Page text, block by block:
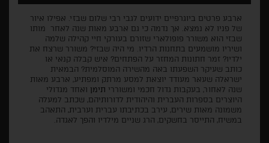
ארבע פרטים ביוגרפיים ידועים לגבי רבי שלום שבזי. אפילו איור
של פניו לא נמצא. אך נדמה כי גם ארבע מאות שנה לאחר מותו
שבזי הוא משורר פופולארי שזורם בעורקי חיי קהילה שלמה
ושיריו מושמעים בתחנות הרדיו. מי היה שבזי? משורר שרצח את
ילדיו? זמר חתונות המחזר על הפתחים? איש קבלה קנאי או
כותב שעיקר השפעתו באה מהשירה המוסלמית? הבמאית
ישראלה שעאר מעודד יוצאת למסע מרתק ומפתיע, ארבע מאות
שנה לאחור, בעקבות גדול חכמי ומשוררי תימן ואחד מגדולי
היוצרים בספרות העברית והיהודית לדורותיהם, שכתב למעלה
משמונה מאות שירים, עירב בכתיבתו עברית וערבית, התאהב
במשיח, התייסר בחשקים, הרג שניים מילדיו והפך לאגדה.